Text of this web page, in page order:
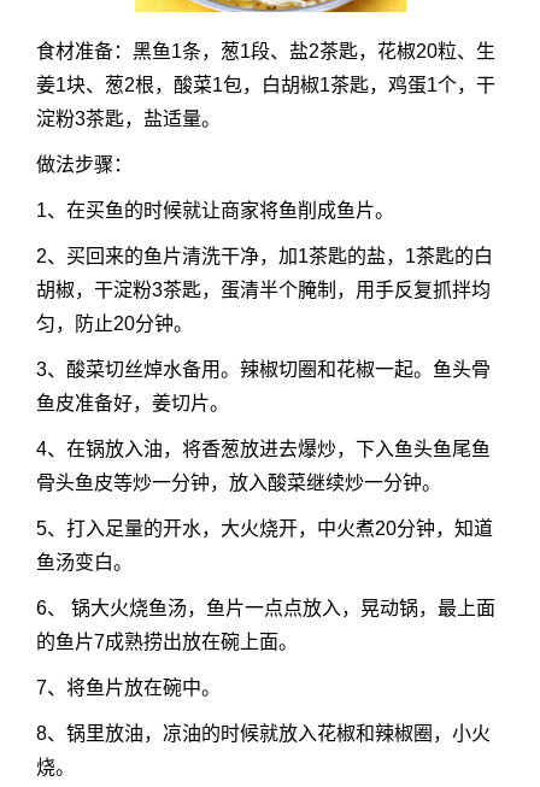
食材准备：黑鱼1条，葱1段、盐2茶匙，花椒20粒、生
姜1块、葱2根，酸菜1包，白胡椒1茶匙，鸡蛋1个，干
淀粉3茶匙，盐适量。
做法步骤：
1、在买鱼的时候就让商家将鱼削成鱼片。
2、买回来的鱼片清洗干净，加1茶匙的盐，1茶匙的白
胡椒，干淀粉3茶匙，蛋清半个腌制，用手反复抓拌均
匀，防止20分钟。
3、酸菜切丝焯水备用。辣椒切圈和花椒一起。鱼头骨
鱼皮准备好，姜切片。
4、在锅放入油，将香葱放进去爆炒，下入鱼头鱼尾鱼
骨头鱼皮等炒一分钟，放入酸菜继续炒一分钟。
5、打入足量的开水，大火烧开，中火煮20分钟，知道
鱼汤变白。
6、 锅大火烧鱼汤，鱼片一点点放入，晃动锅，最上面
的鱼片7成熟捞出放在碗上面。
7、将鱼片放在碗中。
8、锅里放油，凉油的时候就放入花椒和辣椒圈，小火
烧。